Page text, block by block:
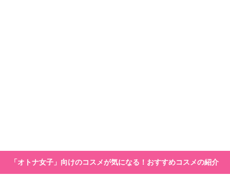
「オトナ女子」向けのコスメが気になる！おすすめコスメの紹介